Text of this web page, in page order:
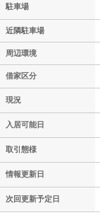
駐車場
近隣駐車場
周辺環境
借家区分
現況
入居可能日
取引態様
情報更新日
次回更新予定日